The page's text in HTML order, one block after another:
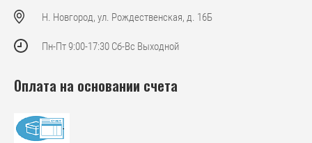
Н. Новгород, ул. Рождественская, д. 16Б
Пн-Пт 9:00-17:30 Сб-Вс Выходной
Оплата на основании счета